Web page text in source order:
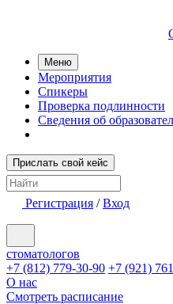
Меню
Мероприятия
Спикеры
Проверка подлинности
Сведения об
Прислать свой кейс
Регистрация /Вход
стоматологов
+7 (812) 779-30-90 +7 (921)
О нас
Смотреть расписание